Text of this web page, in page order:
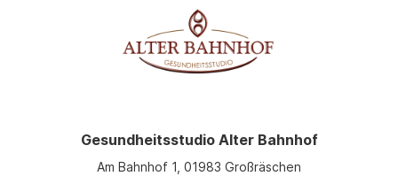
Gesundheitsstudio Alter Bahnhof
Am Bahnhof 1, 01983 Großräschen